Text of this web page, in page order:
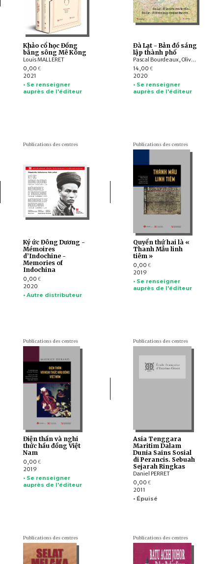
Khảo cổ học Đồng
bằng sông Mê Kông
Louis MALLERET
0,00 €
2021
• Se renseigner
auprès de l'éditeur
Đà Lạt - Bản đồ sáng
lập thành phố
Pascal Bourdeaux, Olivier TESSIER
14,00 €
2020
• Se renseigner
auprès de l'éditeur
Publications des centres
Ký ức Đông Dương -
Mémoires
d’Indochine -
Memories of
Indochina
0,00 €
2020
• Autre distributeur
Publications des centres
Quyển thứ hai là «
Thanh Mẫu linh
tiêm »
0,00 €
2019
• Se renseigner
auprès de l'éditeur
Publications des centres
Điện thần và nghi
thức hầu đồng Việt
Nam
0,00 €
2019
• Se renseigner
auprès de l'éditeur
Publications des centres
Asia Tenggara
Maritim Dalam
Dunia Sains Sosial
di Perancis. Sebuah
Sejarah Ringkas
Daniel PERRET
0,00 €
2011
• Épuisé
Publications des centres Publications des centres